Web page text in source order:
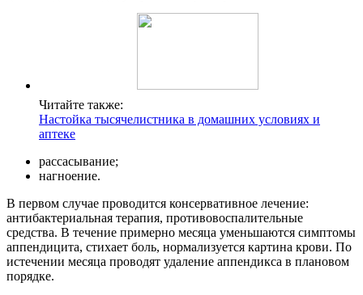
Читайте также:
Настойка тысячелистника в домашних условиях и
аптеке
рассасывание;
нагноение.
В первом случае проводится консервативное лечение:
антибактериальная терапия, противовоспалительные
средства. В течение примерно месяца уменьшаются симптомы
аппендицита, стихает боль, нормализуется картина крови. По
истечении месяца проводят удаление аппендикса в плановом
порядке.